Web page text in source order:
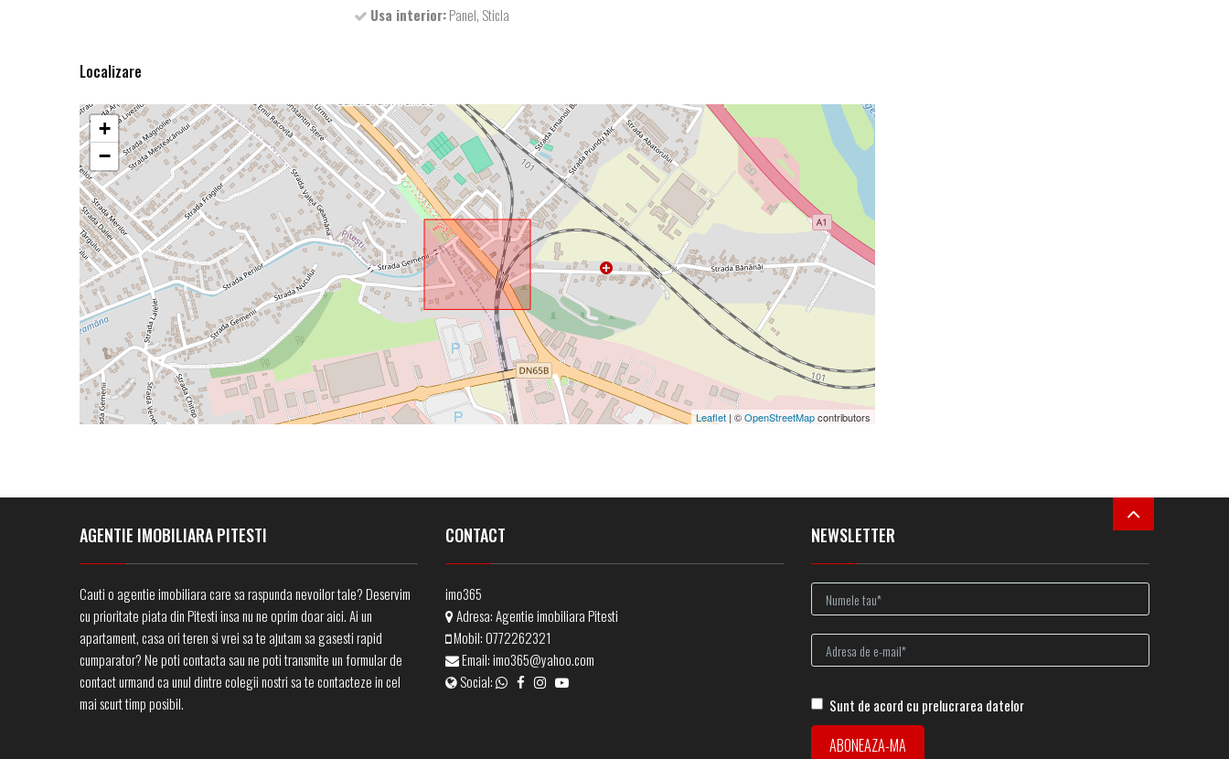
Usa interior:Panel, Sticla
Localizare
+
−
Leaflet | ©OpenStreetMapcontributors
AGENTIE IMOBILIARA PITESTI
Cauti o agentie imobiliara care sa raspunda nevoilor tale? Deservim
cu prioritate piata din Pitesti insa nu ne oprim doar aici. Ai un
apartament, casa ori teren si vrei sa te ajutam sa gasesti rapid
cumparator? Ne poti contacta sau ne poti transmite un formular de
contact urmand ca unul dintre colegii nostri sa te contacteze in cel
mai scurt timp posibil.
CONTACT
imo365
Adresa:Agentie imobiliara Pitesti
Mobil:0772262321
Email:imo365@yahoo.com
Social:
NEWSLETTER
Sunt de acord cu prelucrarea datelor